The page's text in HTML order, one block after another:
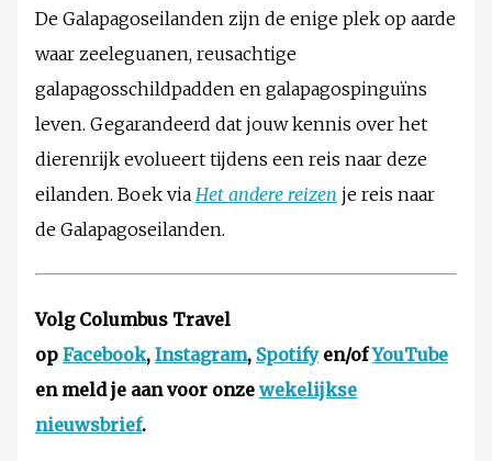
De Galapagoseilanden zijn de enige plek op aarde
waar zeeleguanen, reusachtige
galapagosschildpadden en galapagospinguïns
leven. Gegarandeerd dat jouw kennis over het
dierenrijk evolueert tijdens een reis naar deze
eilanden. Boek via Het andere reizen je reis naar
de Galapagoseilanden.
Volg Columbus Travel
op Facebook, Instagram, Spotifyen/ofYouTube
en meld je aan voor onze wekelijkse
nieuwsbrief.